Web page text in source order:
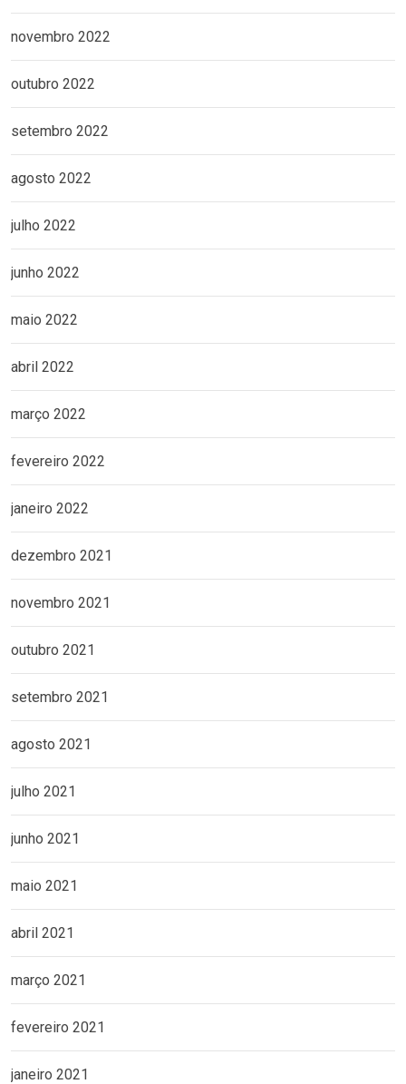
novembro 2022
outubro 2022
setembro 2022
agosto 2022
julho 2022
junho 2022
maio 2022
abril 2022
março 2022
fevereiro 2022
janeiro 2022
dezembro 2021
novembro 2021
outubro 2021
setembro 2021
agosto 2021
julho 2021
junho 2021
maio 2021
abril 2021
março 2021
fevereiro 2021
janeiro 2021